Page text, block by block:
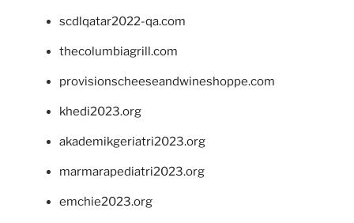
scdlqatar2022-qa.com
thecolumbiagrill.com
provisionscheeseandwineshoppe.com
khedi2023.org
akademikgeriatri2023.org
marmarapediatri2023.org
emchie2023.org